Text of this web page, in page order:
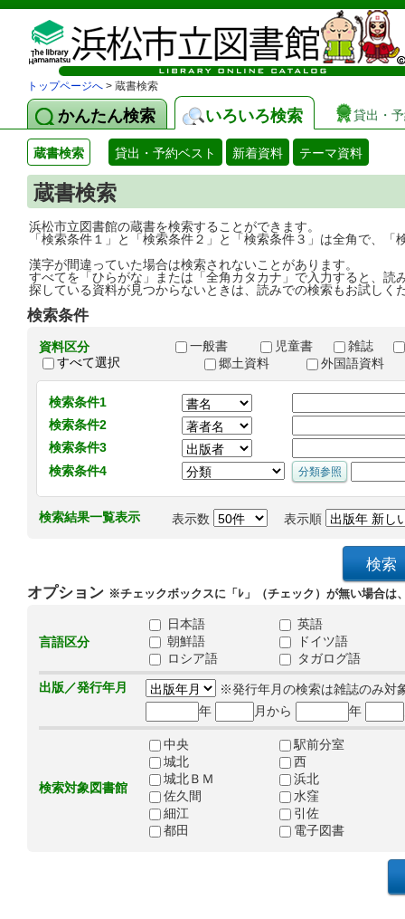
トップページへ > 蔵書検索
かんたん検索 いろいろ検索 貸出・
蔵書検索 貸出・予約ベスト 新着資料 テーマ資料
蔵書検索
浜松市立図書館の蔵書を検索することができます。
「検索条件１」と「検索条件２」と「検索条件３」は全角で、
漢字が間違っていた場合は検索されないことがあります。
すべてを「ひらがな」または「全角カタカナ」で入力すると、読
探している資料が見つからないときは、読みでの検索もお試しく
検索条件
資料区分
すべて選択
一般書 児童書
雑誌
郷土資料
外国語資料
検索条件1
検索条件2
検索条件3
検索条件4
検索結果一覧表示 表示数 表示順
オプション ※チェックボックスに「ﾚ」（チェック）が無い場合は
言語区分
日本語
英語
朝鮮語
ドイツ語
ロシア語
タガログ語
出版／発行年月
※発行年月の検索は雑誌のみ対
年
月から 年
検索対象図書館
中央
駅前分室
城北
西
城北ＢＭ
浜北
佐久間
水窪
細江
引佐
都田
電子図書